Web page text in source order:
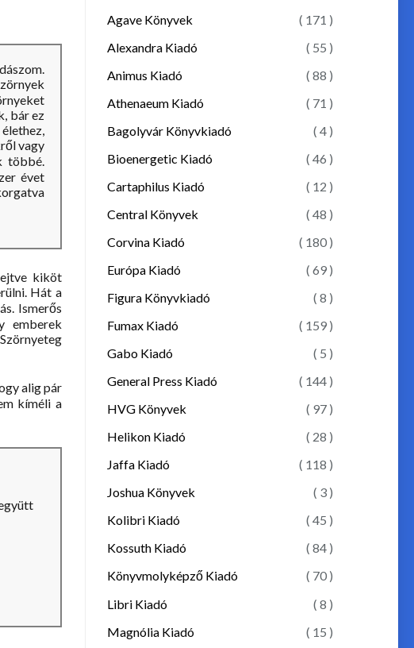
bár ez
vagy
többé.
évet
kiköt
Hát a
Ismerős
emberek
alig pár
kíméli a
Agave Könyvek
( 171 )
Alexandra Kiadó
( 55 )
Animus Kiadó
( 88 )
Athenaeum Kiadó
( 71 )
Bagolyvár Könyvkiadó
( 4 )
Bioenergetic Kiadó
( 46 )
Cartaphilus Kiadó
( 12 )
Central Könyvek
( 48 )
Corvina Kiadó
( 180 )
Európa Kiadó
( 69 )
Figura Könyvkiadó
( 8 )
Fumax Kiadó
( 159 )
Gabo Kiadó
( 5 )
General Press Kiadó
( 144 )
HVG Könyvek
( 97 )
Helikon Kiadó
( 28 )
Jaffa Kiadó
( 118 )
Joshua Könyvek
( 3 )
Kolibri Kiadó
( 45 )
Kossuth Kiadó
( 84 )
Könyvmolyképző Kiadó
( 70 )
Libri Kiadó
( 8 )
Magnólia Kiadó
( 15 )